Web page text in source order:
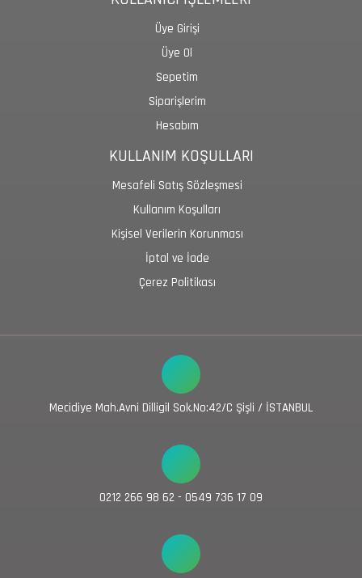
Üye Girişi
Üye Ol
Sepetim
Siparişlerim
Hesabım
KULLANIM KOŞULLARI
Mesafeli Satış Sözleşmesi
Kullanım Koşulları
Kişisel Verilerin Korunması
İptal ve İade
Çerez Politikası
Mecidiye Mah.Avni Dilligil Sok.No:42/C Şişli / İSTANBUL
0212 266 98 62 - 0549 736 17 09